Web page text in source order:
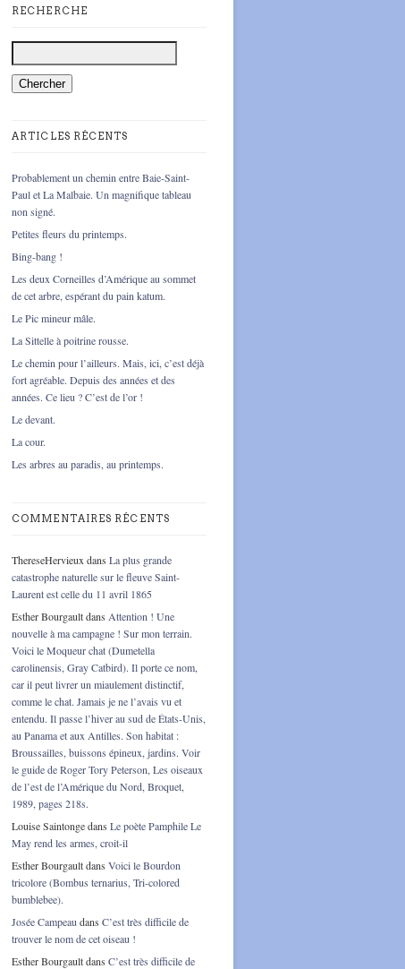
RECHERCHE
ARTICLES RÉCENTS
Probablement un chemin entre Baie-Saint-
Paul et La Malbaie. Un magnifique tableau
non signé.
Petites fleurs du printemps.
Bing-bang !
Les deux Corneilles d’Amérique au sommet
de cet arbre, espérant du pain katum.
Le Pic mineur mâle.
La Sittelle à poitrine rousse.
Le chemin pour l’ailleurs. Mais, ici, c’est déjà
fort agréable. Depuis des années et des
années. Ce lieu ? C’est de l’or !
Le devant.
La cour.
Les arbres au paradis, au printemps.
COMMENTAIRES RÉCENTS
ThereseHervieux dans La plus grande
catastrophe naturelle sur le fleuve Saint-
Laurent est celle du 11 avril 1865
Esther Bourgaultdans Attention ! Une
nouvelle à ma campagne ! Sur mon terrain.
Voici le Moqueur chat (Dumetella
carolinensis, Gray Catbird). Il porte ce nom,
car il peut livrer un miaulement distinctif,
comme le chat. Jamais je ne l’avais vu et
entendu. Il passe l’hiver au sud de États-Unis,
au Panama et aux Antilles. Son habitat :
Broussailles, buissons épineux, jardins. Voir
le guide de Roger Tory Peterson, Les oiseaux
de l’est de l’Amérique du Nord, Broquet,
1989, pages 218s.
Louise Saintongedans Le poète Pamphile Le
May rend les armes, croit-il
Esther Bourgaultdans Voici le Bourdon
tricolore (Bombus ternarius, Tri-colored
bumblebee).
Josée Campeau dans C’est très difficile de
trouver le nom de cet oiseau !
Esther Bourgaultdans C’est très difficile de